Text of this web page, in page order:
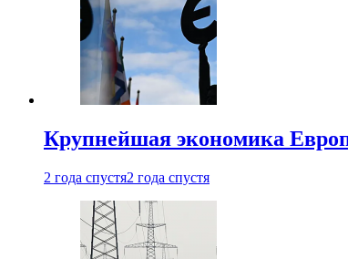
Крупнейшая экономика
2 года спустя2 года спустя